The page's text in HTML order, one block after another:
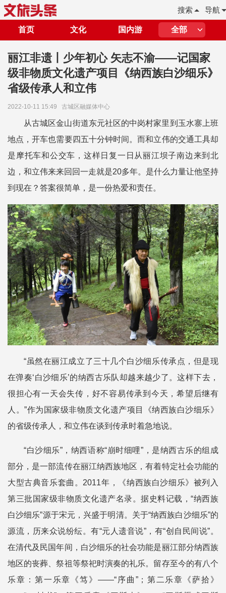
导航
搜索
首页 文化 国内游 全部
丽江非遗丨少年初心 矢志不渝——记国家
级非物质文化遗产项目《纳西族白沙细乐》
省级传承人和立伟
2022-10-11 15:49 古城区融媒体中心
从古城区金山街道东元社区的中岗村家里到玉水寨上班
地点，开车也需要四五十分钟时间。而和立伟的交通工具却
是摩托车和公交车，这样日复一日从丽江坝子南边来到北
边，和立伟来来回回一走就是20多年。是什么力量让他坚持
到现在？答案很简单，是一份热爱和责任。
“虽然在丽江成立了三十几个白沙细乐传承点，但是现
在弹奏‘白沙细乐’的纳西古乐队却越来越少了。这样下去，
很担心有一天会失传，好不容易传承到今天，希望后继有
人。”作为国家级非物质文化遗产项目《纳西族白沙细乐》
的省级传承人，和立伟在谈到传承时着急地说。
“白沙细乐”，纳西语称“崩时细哩”，是纳西古乐的组成
部分，是一部流传在丽江纳西族地区，有着特定社会功能的
大型古典音乐套曲。2011年，《纳西族白沙细乐》被列入
第三批国家级非物质文化遗产名录。据史料记载，“纳西族
白沙细乐”源于宋元，兴盛于明清。关于“纳西族白沙细乐”的
源流，历来众说纷纭。有“元人遗音说”，有“创自民间说”。
在清代及民国年间，白沙细乐的社会功能是丽江部分纳西族
地区的丧葬、祭祖等祭祀时演奏的礼乐。留存至今的有八个
乐章：第一乐章《笃》——“序曲”；第二乐章《萨拾》